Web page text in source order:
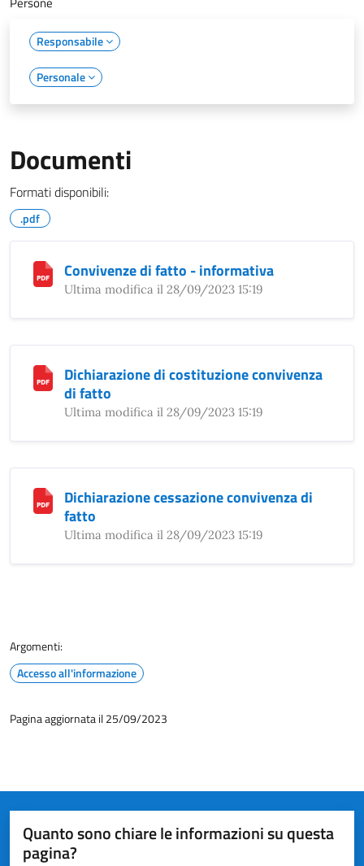
Responsabile
Personale
Documenti
Formati disponibili:
.pdf
Convivenze di fatto - informativa
Ultima modifica il 28/09/2023 15:19
Dichiarazione di costituzione convivenza
di fatto
Ultima modifica il 28/09/2023 15:19
Dichiarazione cessazione convivenza di
fatto
Ultima modifica il 28/09/2023 15:19
Argomenti:
Accesso all'informazione
Pagina aggiornata il 25/09/2023
Quanto sono chiare le informazioni su questa
pagina?